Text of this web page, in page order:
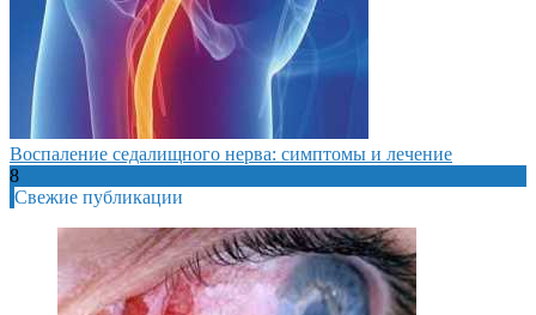
Воспаление седалищного нерва: симптомы и лечение
8
Свежие публикации